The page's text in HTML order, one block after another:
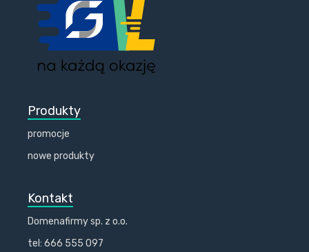
Produkty
promocje
nowe produkty
Kontakt
Domenafirmy sp. z o.o.
tel: 666 555 097